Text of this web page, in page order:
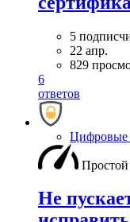
5
22 апр.
829
6
ответов
Цифровые
Простой
Не